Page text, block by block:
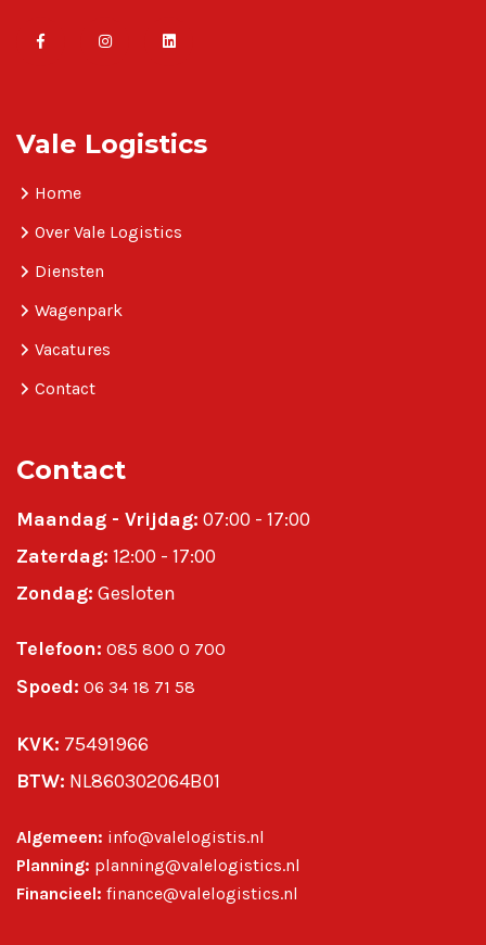
Vale Logistics
Home
Over Vale Logistics
Diensten
Wagenpark
Vacatures
Contact
Contact
Maandag - Vrijdag: 07:00 - 17:00
Zaterdag: 12:00 - 17:00
Zondag: Gesloten
Telefoon: 085 800 0 700
Spoed: 06 34 18 71 58
KVK: 75491966
BTW: NL860302064B01
Algemeen: info@valelogistis.nl
Planning: planning@valelogistics.nl
Financieel: finance@valelogistics.nl